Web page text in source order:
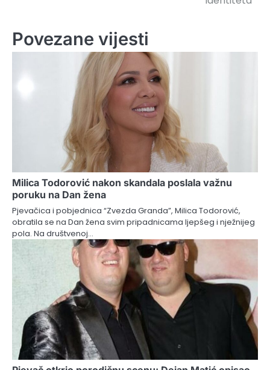
Povezane vijesti
Milica Todorović nakon skandala poslala važnu
poruku na Dan žena
Pjevačica i pobjednica “Zvezda Granda”, Milica Todorović,
obratila se na Dan žena svim pripadnicama ljepšeg i nježnijeg
pola. Na društvenoj…